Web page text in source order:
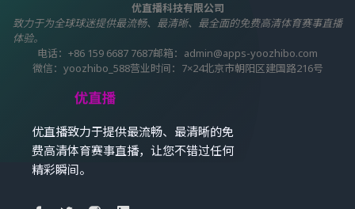
优直播科技有限公司
致力于为全球球迷提供最流畅、最清晰、最全面的免费高清体育赛事直播
体验。
电话： +86 159 6687 7687邮箱： admin@apps-yoozhibo.com
微信：yoozhibo_588营业时间：7×24北京市朝阳区建国路216号
优直播致力于提供最流畅、最清晰的免
费高清体育赛事直播，让您不错过任何
精彩瞬间。